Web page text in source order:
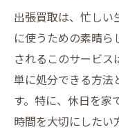
出張買取は、忙しい
に使うための素晴ら
されるこのサービ
単に処分できる方法
す。特に、休日を家
時間を大切にしたい